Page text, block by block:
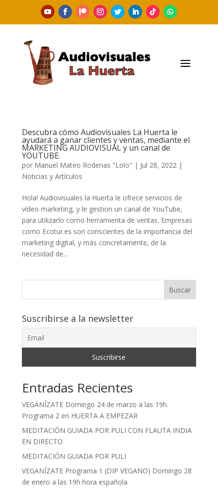
Descubra cómo Audiovisuales La Huerta le
ayudará a ganar clientes y ventas, mediante el
MARKETING AUDIOVISUAL y un canal de
YOUTUBE.
por Manuel Mateo Rodenas "Lolo" | Jul 28, 2022 |
Noticias y Artículos
Hola! Audiovisuales la Huerta le ofrece servicios de
vídeo marketing, y le gestion un canal de YouTube,
para utilizarlo como herramienta de ventas. Empresas
como Ecotur.es son conscientes de la importancia del
marketing digital, y más concretamente, de la
necesidad de...
Buscar
Suscribirse a la newsletter
Entradas Recientes
VEGANÍZATE Domingo 24 de marzo a las 19h.
Programa 2 en HUERTA A EMPEZAR
MEDITACIÓN GUIADA POR PULI CON FLAUTA INDIA
EN DIRECTO
MEDITACIÓN GUIADA POR PULI
VEGANÍZATE Programa 1 (DIP VEGANO) Domingo 28
de enero a las 19h hora española